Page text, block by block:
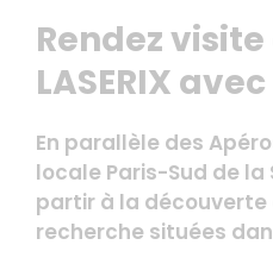
Rendez visite
LASERIX
En parallèle des
locale Paris-Sud de la
partir à la découverte
recherche situées